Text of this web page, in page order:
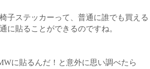
子ステッカーって、普通に誰でも買える
に貼ることができるのですね。
に貼るんだ！と意外に思い調べたら